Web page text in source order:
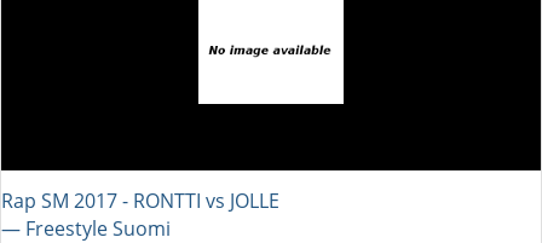
Rap SM 2017 - RONTTI vs JOLLE
― Freestyle Suomi